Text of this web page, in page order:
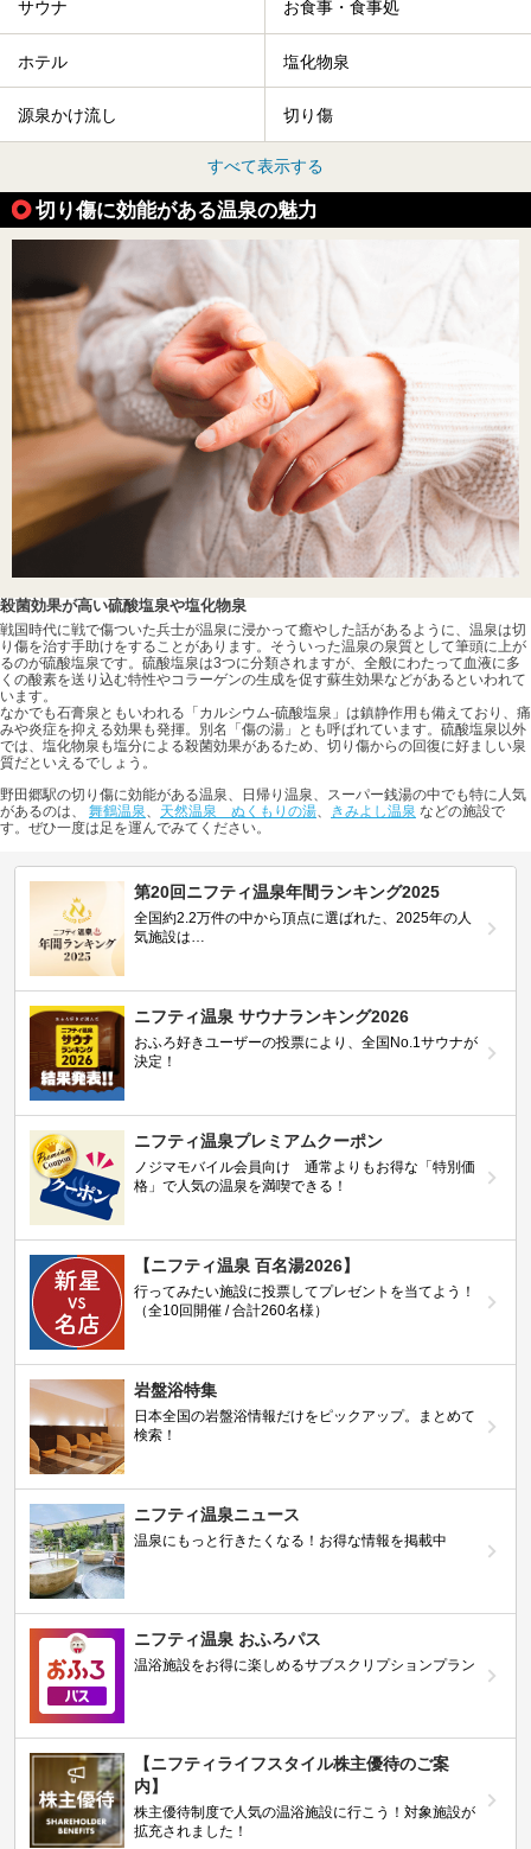
サウナ お食事・食事処
ホテル 塩化物泉
源泉かけ流し 切り傷
すべて表示する
切り傷に効能がある温泉の魅力
殺菌効果が高い硫酸塩泉や塩化物泉
戦国時代に戦で傷ついた兵士が温泉に浸かって癒やした話があるように、温泉は切
り傷を治す手助けをすることがあります。そういった温泉の泉質として筆頭に上が
るのが硫酸塩泉です。硫酸塩泉は3つに分類されますが、全般にわたって血液に多
くの酸素を送り込む特性やコラーゲンの生成を促す蘇生効果などがあるといわれて
います。
なかでも石膏泉ともいわれる「カルシウム-硫酸塩泉」は鎮静作用も備えており、痛
みや炎症を抑える効果も発揮。別名「傷の湯」とも呼ばれています。硫酸塩泉以外
では、塩化物泉も塩分による殺菌効果があるため、切り傷からの回復に好ましい泉
質だといえるでしょう。
野田郷駅の切り傷に効能がある温泉、日帰り温泉、スーパー銭湯の中でも特に人気
があるのは、 舞鶴温泉、 天然温泉 ぬくもりの湯、 きみよし温泉 などの施設で
す。ぜひ一度は足を運んでみてください。
第20回ニフティ温泉年間ランキング2025
全国約2.2万件の中から頂点に選ばれた、2025年の人
気施設は…
ニフティ温泉 サウナランキング2026
おふろ好きユーザーの投票により、全国No.1サウナが
決定！
ニフティ温泉プレミアムクーポン
ノジマモバイル会員向け 通常よりもお得な「特別価
格」で人気の温泉を満喫できる！
【ニフティ温泉 百名湯2026】
行ってみたい施設に投票してプレゼントを当てよう！
（全10回開催 / 合計260名様）
岩盤浴特集
日本全国の岩盤浴情報だけをピックアップ。まとめて
検索！
ニフティ温泉ニュース
温泉にもっと行きたくなる！お得な情報を掲載中
ニフティ温泉 おふろパス
温浴施設をお得に楽しめるサブスクリプションプラン
【ニフティライフスタイル株主優待のご案
内】
株主優待制度で人気の温浴施設に行こう！対象施設が
拡充されました！